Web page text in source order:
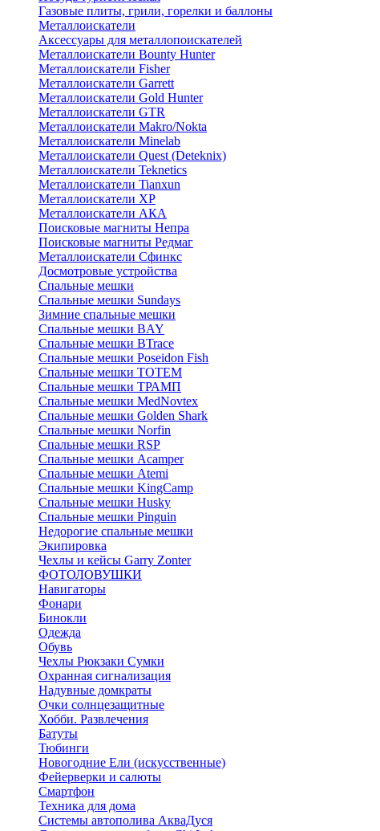
Газовые плиты, грили, горелки и баллоны
Металлоискатели
Аксессуары для металлопоискателей
Металлоискатели Bounty Hunter
Металлоискатели Fisher
Металлоискатели Garrett
Металлоискатели Gold Hunter
Металлоискатели GTR
Металлоискатели Makro/Nokta
Металлоискатели Minelab
Металлоискатели Quest (Deteknix)
Металлоискатели Teknetics
Металлоискатели Tianxun
Металлоискатели XP
Металлоискатели АКА
Поисковые магниты Непра
Поисковые магниты Редмаг
Металлоискатели Сфинкс
Досмотровые устройства
Спальные мешки
Спальные мешки Sundays
Зимние спальные мешки
Спальные мешки BAY
Спальные мешки BTrace
Спальные мешки Poseidon Fish
Спальные мешки ТОТЕМ
Спальные мешки ТРАМП
Cпальные мешки MedNovtex
Спальные мешки Golden Shark
Спальные мешки Norfin
Спальные мешки RSP
Спальные мешки Acamper
Спальные мешки Atemi
Спальные мешки KingCamp
Спальные мешки Husky
Спальные мешки Pinguin
Недорогие спальные мешки
Экипировка
Чехлы и кейсы Garry Zonter
ФОТОЛОВУШКИ
Навигаторы
Фонари
Бинокли
Одежда
Обувь
Чехлы Рюкзаки Сумки
Охранная сигнализация
Надувные домкраты
Очки солнцезащитные
Хобби. Развлечения
Батуты
Тюбинги
Новогодние Ели (искусственные)
Фейерверки и салюты
Смартфон
Техника для дома
Системы автополива АкваДуся